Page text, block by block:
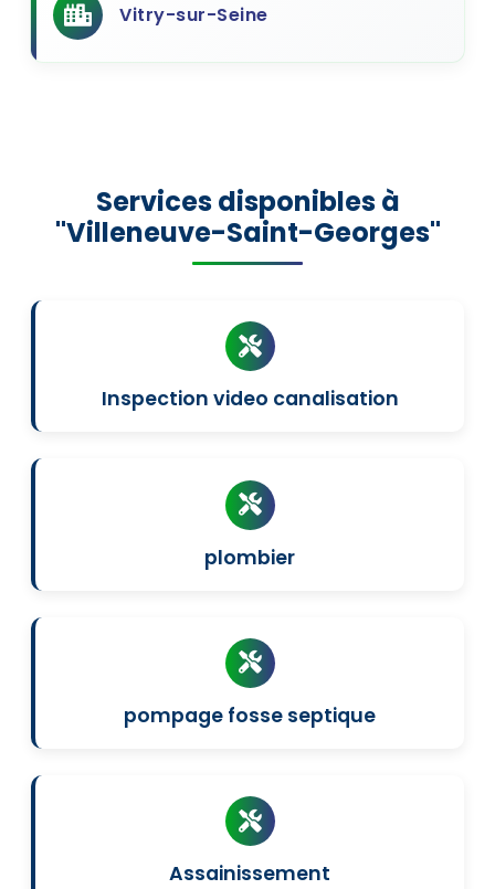
Vitry-sur-Seine
Services disponibles à
"Villeneuve-Saint-Georges"
Inspection video canalisation
plombier
pompage fosse septique
Assainissement